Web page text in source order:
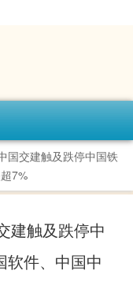
国交建触及跌停中国铁
7%
建触及跌停中
软件、中国中